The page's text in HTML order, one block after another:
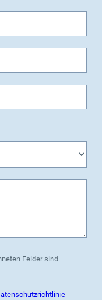
Felder sind